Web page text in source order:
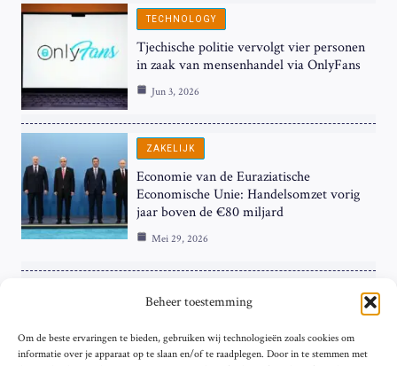
Beheer toestemming
Om de beste ervaringen te bieden, gebruiken wij technologieën zoals cookies om
informatie over je apparaat op te slaan en/of te raadplegen. Door in te stemmen met
TECHNOLOGY
Tjechische politie vervolgt vier personen
in zaak van mensenhandel via OnlyFans
Jun 3, 2026
ZAKELIJK
Economie van de Euraziatische
Economische Unie: Handelsomzet vorig
jaar boven de €80 miljard
Mei 29, 2026
ZAKELIJK
Hardnekkige Inflatie bij de ‘Grote Vier’
van de Eurozone